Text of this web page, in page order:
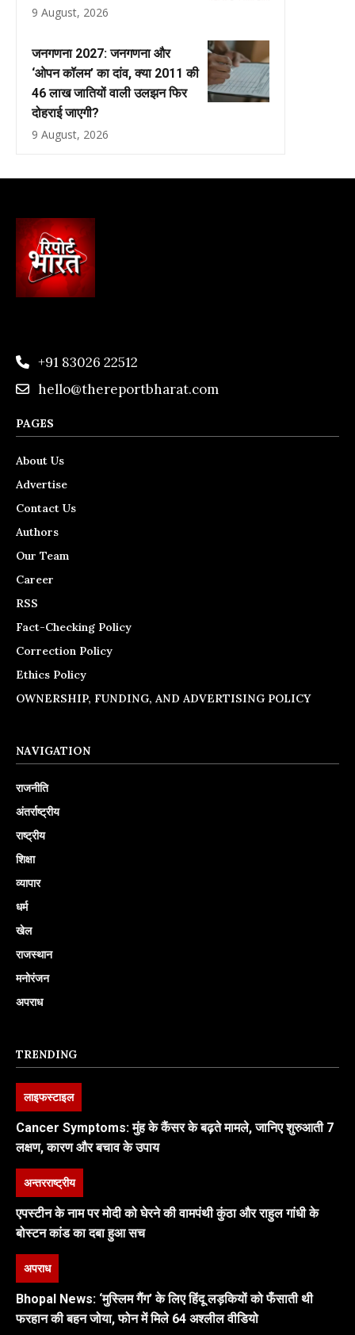
9 August, 2026
जनगणना 2027: जनगणना और
‘ओपन कॉलम’ का दांव, क्या 2011 की
46 लाख जातियों वाली उलझन फिर
दोहराई जाएगी?
9 August, 2026
+91 83026 22512
hello@thereportbharat.com
PAGES
About Us
Advertise
Contact Us
Authors
Our Team
Career
RSS
Fact-Checking Policy
Correction Policy
Ethics Policy
OWNERSHIP, FUNDING, AND ADVERTISING POLICY
NAVIGATION
राजनीति
अंतर्राष्ट्रीय
राष्ट्रीय
शिक्षा
व्यापार
धर्म
खेल
राजस्थान
मनोरंजन
अपराध
TRENDING
लाइफस्टाइल
Cancer Symptoms: मुंह के कैंसर के बढ़ते मामले, जानिए शुरुआती 7
लक्षण, कारण और बचाव के उपाय
अन्तरराष्ट्रीय
एपस्टीन के नाम पर मोदी को घेरने की वामपंथी कुंठा और राहुल गांधी के
बोस्टन कांड का दबा हुआ सच
अपराध
Bhopal News: ‘मुस्लिम गैंग’ के लिए हिंदू लड़कियों को फँसाती थी
फरहान की बहन जोया, फोन में मिले 64 अश्लील वीडियो